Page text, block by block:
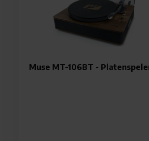
Muse MT-106BT -